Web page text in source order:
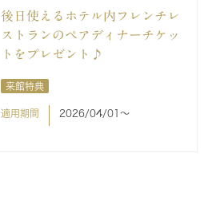
後日使えるホテル内フレンチレ
ストランのペアディナーチケッ
トをプレゼント♪
来館特典
適用期間 2026/04/01〜